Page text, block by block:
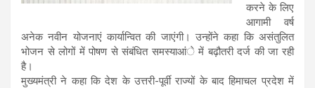
करने के लिए
आगामी वर्ष
अनेक नवीन योजनाएं कार्यान्वित की जाएंगी। उन्होंने कहा कि असंतुलित
भोजन से लोगों में पोषण से संबंधित समस्याआंे में बढ़ौतरी दर्ज की जा रही
है।
मुख्यमंत्री ने कहा कि देश के उत्तरी-पूर्वी राज्यों के बाद हिमाचल प्रदेश में